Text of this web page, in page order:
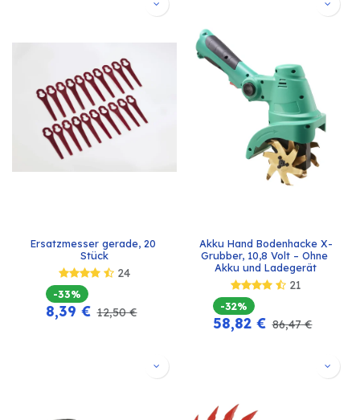
Ersatzmesser gerade, 20
Stück
24
-33%
8,39 € 12,50€
Akku Hand Bodenhacke X-
Grubber, 10,8 Volt – Ohne
Akku und Ladegerät
21
-32%
58,82€ 86,47€